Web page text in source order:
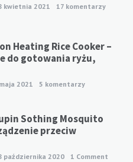
kwietnia 2021
17 komentarzy
Heating Rice Cooker –
do gotowania ryżu,
2021
5 komentarzy
Sothing Mosquito
przeciw
października 2020
1 Comment